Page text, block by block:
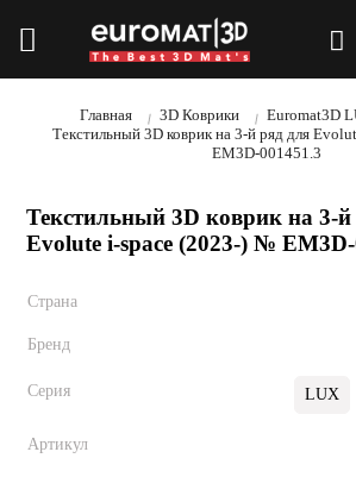
Главная 3D Коврики Euromat3D
Текстильный 3D коврик на 3-й ряд для
EM3D-001451.3
Текстильный 3D коврик на 3-й
Evolute i-space (2023-) №
Страна
Бренд
Серия LUX
Артикул